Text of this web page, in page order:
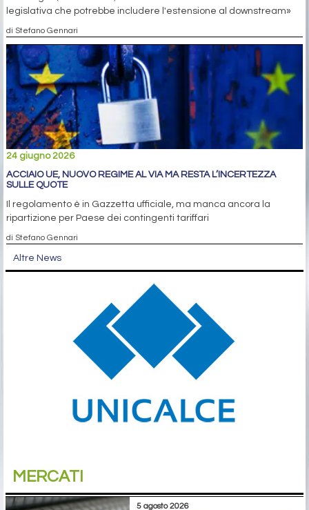
legislativa che potrebbe includere l'estensione al downstream»
di Stefano Gennari
24 giugno 2026
ACCIAIO UE, NUOVO REGIME AL VIA MA RESTA L’INCERTEZZA
SULLE QUOTE
Il regolamento è in Gazzetta ufficiale, ma manca ancora la
ripartizione per Paese dei contingenti tariffari
di Stefano Gennari
Altre News
MERCATI
5 agosto 2026